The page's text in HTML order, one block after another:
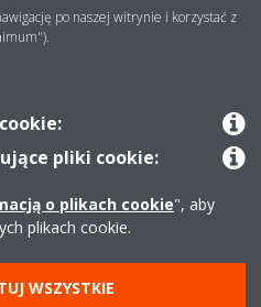
© Daikin
Polityka Ochrony Danych
podatkowa
po naszej witrynie i korzystać z
pliki cookie:
o plikach cookie", aby
plikach cookie.
WSZYSTKIE